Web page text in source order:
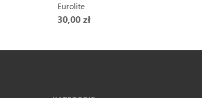
Eurolite
30,00 zł